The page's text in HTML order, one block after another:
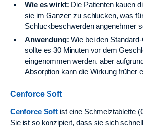
Wie es wirkt: Die Patienten kauen
sie im Ganzen zu schlucken, was
Schluckbeschwerden angenehmer
Anwendung: Wie bei den
sollte es 30 Minuten vor dem
eingenommen werden, aber
Absorption kann die Wirkung früher
Cenforce Soft
Cenforce Soft ist eine Schmelztablette
Sie ist so konzipiert, dass sie sich